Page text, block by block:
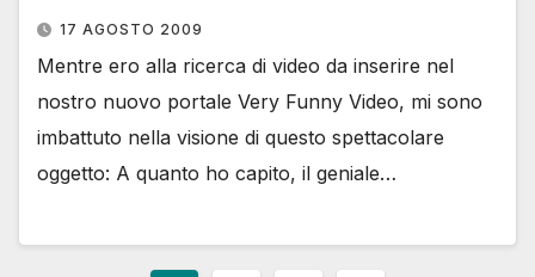
17 AGOSTO 2009
Mentre ero alla ricerca di video da inserire nel
nostro nuovo portale Very Funny Video, mi sono
imbattuto nella visione di questo spettacolare
oggetto: A quanto ho capito, il geniale…